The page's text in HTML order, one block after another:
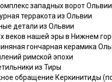
западных ворот Ольвии
терракота из Ольвии
детали из Ольвии
веков нашей эры в Нижнем
гончарная керамика
римской эпохи
из Тиры
обращение Керкинитиды